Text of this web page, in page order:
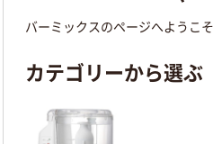
バーミックスのページへようこ
カテゴリーから選ぶ